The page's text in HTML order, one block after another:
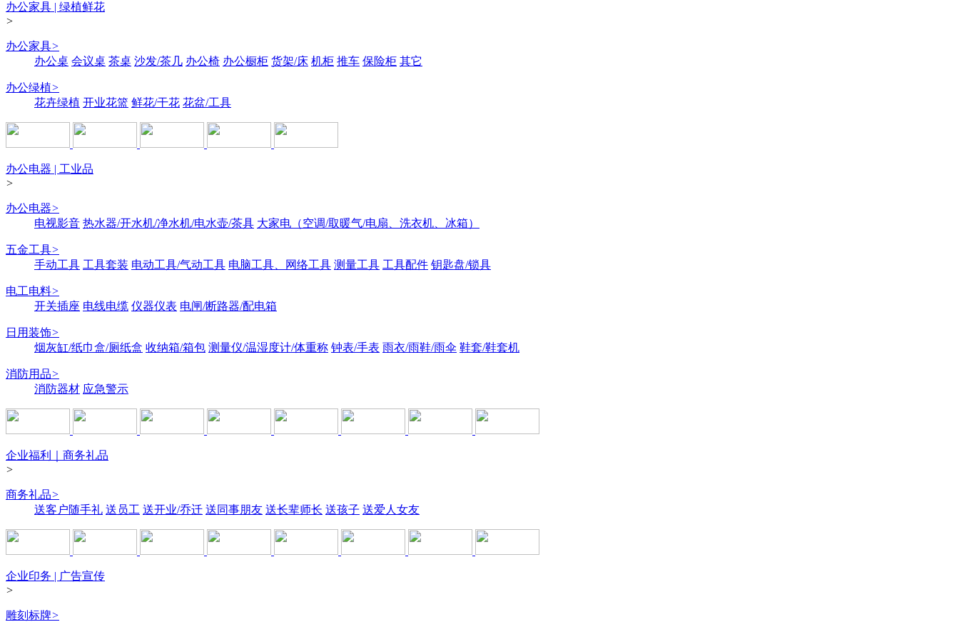
办公家具 | 绿植鲜花
>
办公家具>
办公桌 会议桌 茶桌 沙发/茶几 办公椅 办公橱柜 货架/床 机柜 推车 保险柜 其它
办公绿植>
花卉绿植 开业花篮 鲜花/干花 花盆/工具
办公电器 | 工业品
>
办公电器>
电视影音 热水器/开水机/净水机/电水壶/茶具 大家电（空调/取暖气/电扇、洗衣机、冰箱）
五金工具>
手动工具 工具套装 电动工具/气动工具 电脑工具、网络工具 测量工具 工具配件 钥匙盘/锁具
电工电料>
开关插座 电线电缆 仪器仪表 电闸/断路器/配电箱
日用装饰>
烟灰缸/纸巾盒/厕纸盒 收纳箱/箱包 测量仪/温湿度计/体重称 钟表/手表 雨衣/雨鞋/雨伞 鞋套/鞋套机
消防用品>
消防器材 应急警示
企业福利｜商务礼品
>
商务礼品>
送客户随手礼 送员工 送开业/乔迁 送同事朋友 送长辈师长 送孩子 送爱人女友
企业印务 | 广告宣传
>
雕刻标牌>